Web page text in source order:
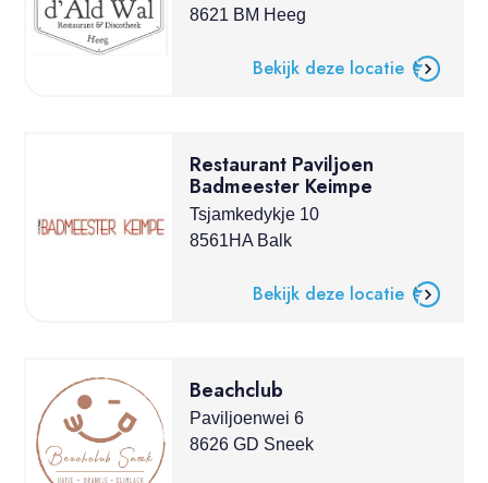
8621 BM Heeg
Bekijk deze locatie
Restaurant Paviljoen
Badmeester Keimpe
Tsjamkedykje 10
8561HA Balk
Bekijk deze locatie
Beachclub
Paviljoenwei 6
8626 GD Sneek